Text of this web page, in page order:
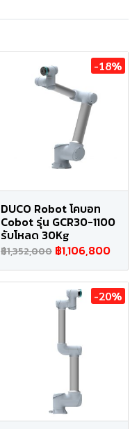
-18%
DUCO Robot โคบอท
Cobot รุ่น GCR30-1100
รับโหลด 30Kg
฿1,352,000 ฿1,106,800
-20%